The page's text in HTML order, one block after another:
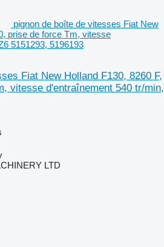
pignon de boîte de vitesses Fiat New
prise de force Tm, vitesse
5151293, 5196193
Fiat New Holland F130, 8260 F,
vitesse d'entraînement 540 tr/min,
LTD